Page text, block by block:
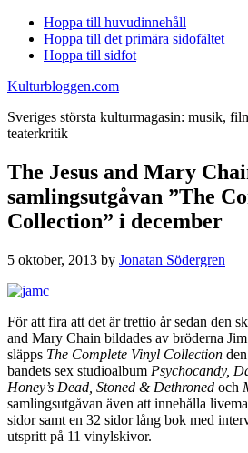
Hoppa till huvudinnehåll
Hoppa till det primära sidofältet
Hoppa till sidfot
Kulturbloggen.com
Sveriges största kulturmagasin: musik,
teaterkritik
The Jesus and Mary
samlingsutgåvan ”The
Collection” i december
5 oktober, 2013 by Jonatan Södergren
För att fira att det är trettio år sedan den
and Mary Chain bildades av bröderna
släpps The Complete Vinyl Collection
bandets sex studioalbum Psychocandy,
Honey’s Dead, Stoned & Dethroned och
samlingsutgåvan även att innehålla
sidor samt en 32 sidor lång bok med
utspritt på 11 vinylskivor.